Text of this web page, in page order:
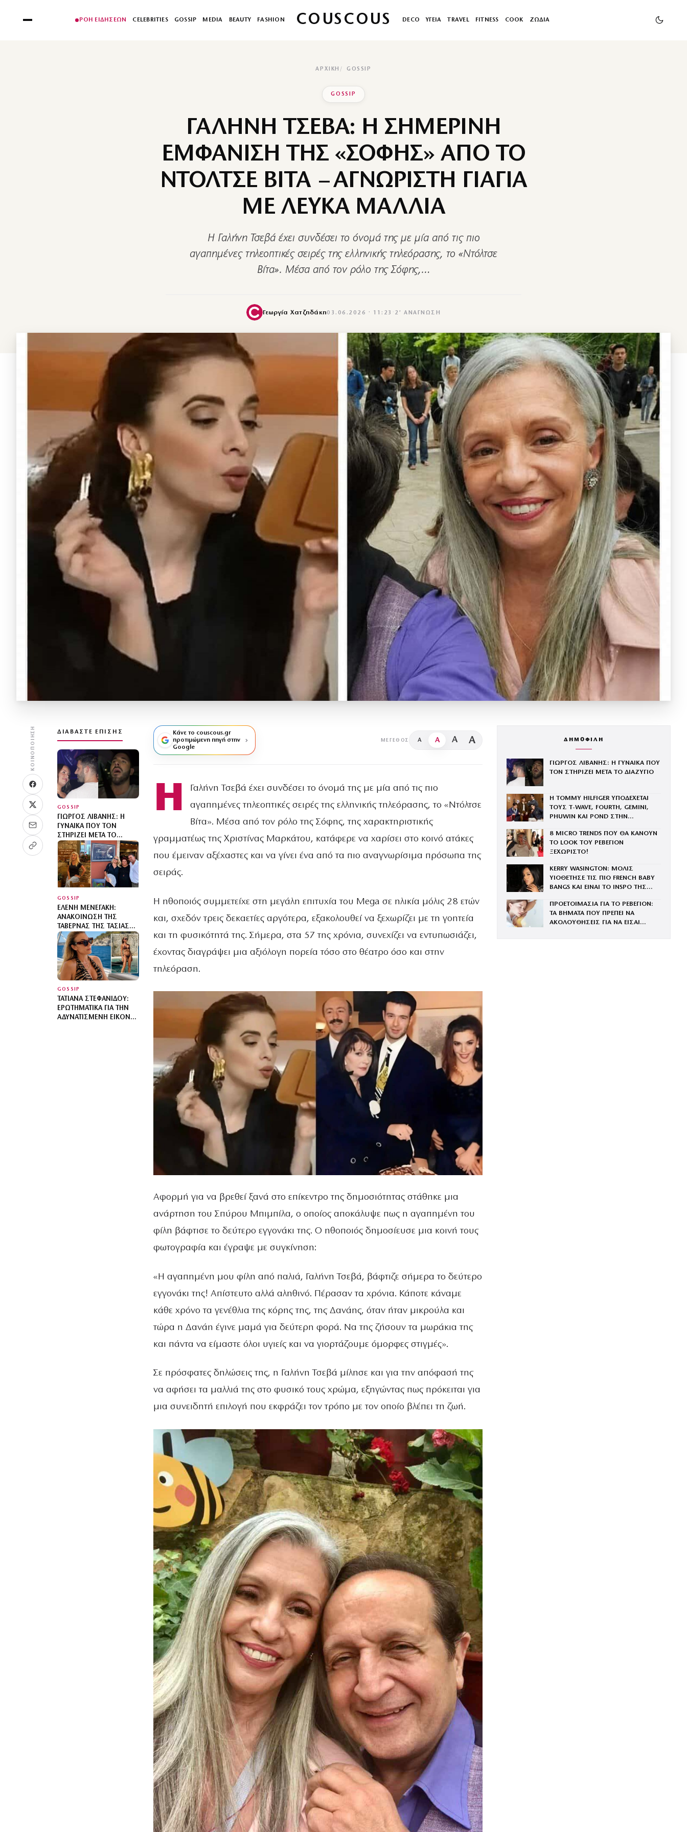
ΡΟΗ ΕΙΔΗΣΕΩΝ CELEBRITIES GOSSIP MEDIA BEAUTY FASHION COUSCOUS DECO ΥΓΕΙΑ TRAVEL FITNESS COOK ΖΩΔΙΑ
ΑΡΧΙΚΉ GOSSIP
GOSSIP
ΓΑΛΗΝΗ ΤΣΕΒΑ: Η ΣΗΜΕΡΙΝΗ
ΕΜΦΑΝΙΣΗ ΤΗΣ «ΣΟΦΗΣ» ΑΠΟ ΤΟ
ΝΤΟΛΤΣΕ ΒΙΤΑ – ΑΓΝΩΡΙΣΤΗ ΓΙΑΓΙΑ
ΜΕ ΛΕΥΚΑ ΜΑΛΛΙΑ
Η Γαλήνη Τσεβά έχει συνδέσει το όνομά της με μία από τις πιο
αγαπημένες τηλεοπτικές σειρές της ελληνικής τηλεόρασης, το «Ντόλτσε
Βίτα». Μέσα από τον ρόλο της Σόφης,…
Γεωργία Χατζηδάκη03.06.2026 · 11:23 · 2′ ΑΝΆΓΝΩΣΗ
ΚΟΙΝΟΠΟΊΗΣΗ ΔΙΑΒΆΣΤΕ ΕΠΊΣΗΣ
GOSSIP
ΓΙΏΡΓΟΣ ΛΙΒΆΝΗΣ: Η
ΓΥΝΑΊΚΑ ΠΟΥ ΤΟΝ
ΣΤΗΡΊΖΕΙ ΜΕΤΆ ΤΟ
ΔΙΑΖΎΓΙΟ
GOSSIP
ΕΛΈΝΗ ΜΕΝΕΓΆΚΗ:
ΑΝΑΚΟΊΝΩΣΗ ΤΗΣ
ΤΑΒΈΡΝΑΣ ΤΗΣ ΤΑΣΊΑΣ
ΣΤΗΝ ΚΕΦΑΛΟΝΙΆ ΜΕΤΆ
ΤΗΝ ΕΠΊΣΚΕΨΉ ΤΗΣ
GOSSIP
ΤΑΤΙΆΝΑ ΣΤΕΦΑΝΊΔΟΥ:
ΕΡΩΤΗΜΑΤΙΚΆ ΓΙΑ ΤΗΝ
ΑΔΥΝΑΤΙΣΜΈΝΗ ΕΙΚΌΝΑ
Κάνε το couscous.gr
προτιμώμενη πηγή στην
Google
ΜΈΓΕΘΟΣ A A A A
Η
Γαλήνη Τσεβά έχει συνδέσει το όνομά της με μία από τις πιο
αγαπημένες τηλεοπτικές σειρές της ελληνικής τηλεόρασης, το «Ντόλτσε
Βίτα». Μέσα από τον ρόλο της Σόφης, της χαρακτηριστικής
γραμματέως της Χριστίνας Μαρκάτου, κατάφερε να χαρίσει στο κοινό ατάκες
που έμειναν αξέχαστες και να γίνει ένα από τα πιο αναγνωρίσιμα πρόσωπα της
σειράς.
Η ηθοποιός συμμετείχε στη μεγάλη επιτυχία του Mega σε ηλικία μόλις 28 ετών
και, σχεδόν τρεις δεκαετίες αργότερα, εξακολουθεί να ξεχωρίζει με τη γοητεία
και τη φυσικότητά της. Σήμερα, στα 57 της χρόνια, συνεχίζει να εντυπωσιάζει,
έχοντας διαγράψει μια αξιόλογη πορεία τόσο στο θέατρο όσο και στην
τηλεόραση.
Αφορμή για να βρεθεί ξανά στο επίκεντρο της δημοσιότητας στάθηκε μια
ανάρτηση του Σπύρου Μπιμπίλα, ο οποίος αποκάλυψε πως η αγαπημένη του
φίλη βάφτισε το δεύτερο εγγονάκι της. Ο ηθοποιός δημοσίευσε μια κοινή τους
φωτογραφία και έγραψε με συγκίνηση:
«Η αγαπημένη μου φίλη από παλιά, Γαλήνη Τσεβά, βάφτιζε σήμερα το δεύτερο
εγγονάκι της! Απίστευτο αλλά αληθινό. Πέρασαν τα χρόνια. Κάποτε κάναμε
κάθε χρόνο τα γενέθλια της κόρης της, της Δανάης, όταν ήταν μικρούλα και
τώρα η Δανάη έγινε μαμά για δεύτερη φορά. Να της ζήσουν τα μωράκια της
και πάντα να είμαστε όλοι υγιείς και να γιορτάζουμε όμορφες στιγμές».
Σε πρόσφατες δηλώσεις της, η Γαλήνη Τσεβά μίλησε και για την απόφασή της
να αφήσει τα μαλλιά της στο φυσικό τους χρώμα, εξηγώντας πως πρόκειται για
μια συνειδητή επιλογή που εκφράζει τον τρόπο με τον οποίο βλέπει τη ζωή.
ΔΗΜΟΦΙΛΗ
ΓΙΩΡΓΟΣ ΛΙΒΑΝΗΣ: Η ΓΥΝΑΙΚΑ ΠΟΥ
ΤΟΝ ΣΤΗΡΙΖΕΙ ΜΕΤΑ ΤΟ ΔΙΑΖΥΓΙΟ
Η TOMMY HILFIGER ΥΠΟΔΕΧΕΤΑΙ
ΤΟΥΣ Τ-WAVE, FOURTH, GEMINI,
PHUWIN ΚΑΙ POND ΣΤΗΝ
8 MICRO TRENDS ΠΟΥ ΘΑ ΚΑΝΟΥΝ
ΤΟ LOOK ΤΟΥ ΡΕΒΕΓΙΟΝ
ΞΕΧΩΡΙΣΤΟ!
KERRY WASINGTON: ΜΟΛΙΣ
ΥΙΟΘΕΤΗΣΕ ΤΙΣ ΠΙΟ FRENCH BABY
BANGS ΚΑΙ ΕΙΝΑΙ ΤΟ INSPO ΤΗΣ
ΠΡΟΕΤΟΙΜΑΣΙΑ ΓΙΑ ΤΟ ΡΕΒΕΓΙΟΝ:
ΤΑ ΒΗΜΑΤΑ ΠΟΥ ΠΡΕΠΕΙ ΝΑ
ΑΚΟΛΟΥΘΗΣΕΙΣ ΓΙΑ ΝΑ ΕΙΣΑΙ